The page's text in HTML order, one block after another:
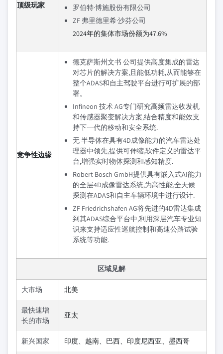
顶级玩家
罗伯特·博施股份有限公司
ZF 弗里德里希·沙芬公司
2024年的集体市场份额为47.6%
竞争性边缘
德克萨斯州文书 公司提供高度集成的雷达
对芯片的解决方案,且能低功耗,从而能够在
整个ADAS和自主驾驶平台进行可扩展的部
署。
Infineon 技术 AG专门研究高频雷达收发机
和传感器聚变解决方案,结合精度和能效支
持下一代的移动和安全系统.
无 半导体在具有4D成像能力的汽车雷达处
理器中领先,提供可伸缩,软件定义的雷达平
台,增强实时物体探测和感知精度.
Robert Bosch GmbH提供具有嵌入式AI能力
的全层4D成像雷达系统,为高性能,全天候
探测在ADAS和自主车辆环境中进行设计.
ZF Friedrichshafen AG将先进的4D雷达集成
到其ADAS综合平台中,利用深层汽车专业知
识来支持适应性巡航控制和高速公路试验
系统等功能.
区域见解
大市场 北美
最快速增
长的市场
亚太
新兴国家 印度、越南、巴西、印度尼西亚、墨西哥